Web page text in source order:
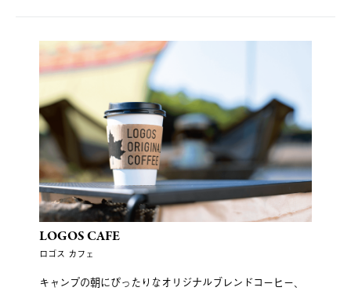
LOGOS CAFE
ロゴス カフェ
キャンプの朝にぴったりなオリジナルブレンドコーヒー、